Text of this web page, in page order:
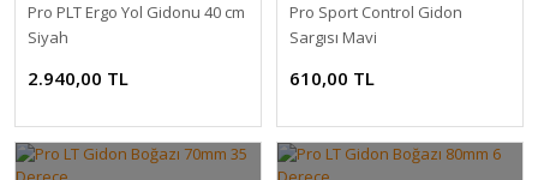
Pro PLT Ergo Yol Gidonu 40 cm
Siyah
2.940,00 TL
Pro Sport Control Gidon
Sargısı Mavi
610,00 TL